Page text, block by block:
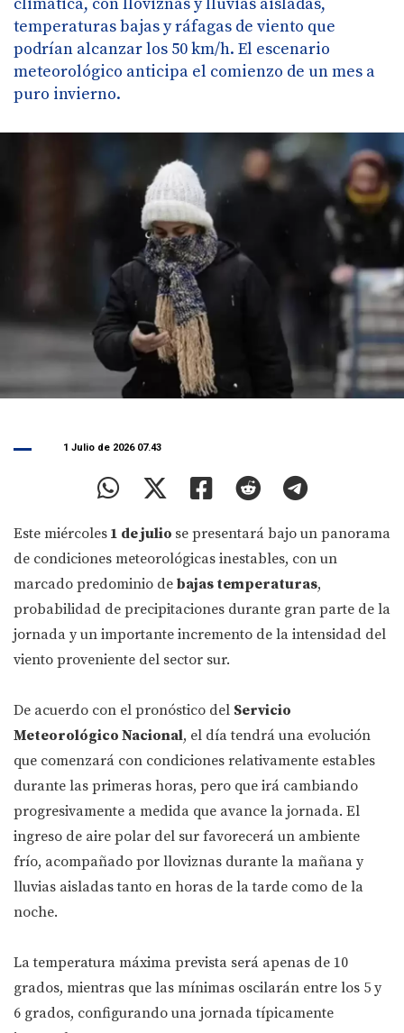
temperaturas bajas y ráfagas de viento que
podrían alcanzar los 50 km/h. El escenario
meteorológico anticipa el comienzo de un mes a
puro invierno.
1 Julio de 2026 07.43
Este miércoles 1 de julio se presentará bajo un panorama
de condiciones meteorológicas inestables, con un
marcado predominio de bajas temperaturas,
probabilidad de precipitaciones durante gran parte de la
jornada y un importante incremento de la intensidad del
viento proveniente del sector sur.
De acuerdo con el pronóstico del Servicio
Meteorológico Nacional, el día tendrá una evolución
que comenzará con condiciones relativamente estables
durante las primeras horas, pero que irá cambiando
progresivamente a medida que avance la jornada. El
ingreso de aire polar del sur favorecerá un ambiente
frío, acompañado por lloviznas durante la mañana y
lluvias aisladas tanto en horas de la tarde como de la
noche.
La temperatura máxima prevista será apenas de 10
grados, mientras que las mínimas oscilarán entre los 5 y
6 grados, configurando una jornada típicamente